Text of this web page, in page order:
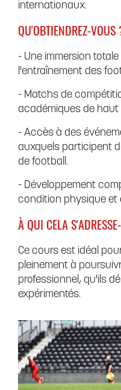
internationaux.
QU'OBTIENDREZ-VOUS
- Une immersion
l'entraînement des
- Matchs de
académiques de haut
- Accès à des
auxquels participent
de football.
- Développement
condition physique et
À QUI CELA
Ce cours est idéal
pleinement à
professionnel, qu'ils
expérimentés.